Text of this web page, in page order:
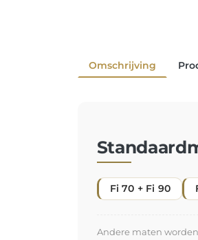
Omschrijving
Fi 70 + Fi 90
Andere maten